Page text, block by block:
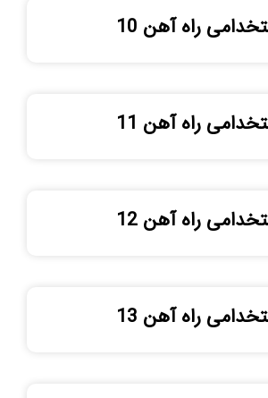
راه آهن 10
راه آهن 11
راه آهن 12
راه آهن 13